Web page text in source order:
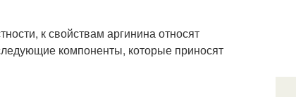
к свойствам аргинина относят
компоненты, которые приносят